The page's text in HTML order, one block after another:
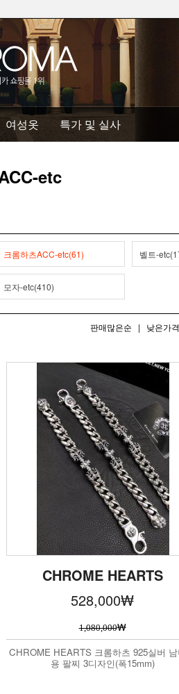
여성옷 특가 및 실사
etc
크롬하츠ACC-etc(61) 벨트-
모자-etc(410)
판매많은순 | 낮은가
CHROME HEARTS
528,000₩
1,080,000₩
CHROME HEARTS 크롬하츠 925실버
용 팔찌 3디자인(폭15mm)